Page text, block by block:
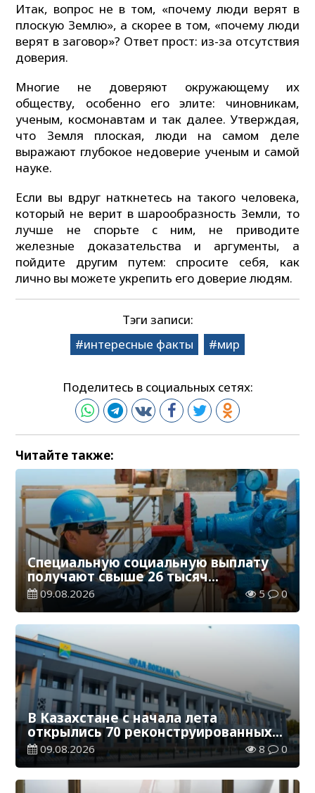
Итак, вопрос не в том, «почему люди верят в
плоскую Землю», а скорее в том, «почему люди
верят в заговор»? Ответ прост: из-за отсутствия
доверия.
Многие не доверяют окружающему их
обществу, особенно его элите: чиновникам,
ученым, космонавтам и так далее. Утверждая,
что Земля плоская, люди на самом деле
выражают глубокое недоверие ученым и самой
науке.
Если вы вдруг наткнетесь на такого человека,
который не верит в шарообразность Земли, то
лучше не спорьте с ним, не приводите
железные доказательства и аргументы, а
пойдите другим путем: спросите себя, как
лично вы можете укрепить его доверие людям.
Тэги записи:
интересные факты
мир
Поделитесь в социальных сетях:
Читайте также:
Специальную социальную выплату
получают свыше 26 тысяч
работников, занятых во вредных
условиях труда
09.08.2026 5 0
В Казахстане с начала лета
открылись 70 реконструированных
железнодорожных вокзалов
09.08.2026 8 0